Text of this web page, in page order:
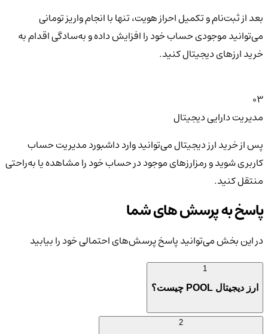
بعد از ثبت‌نام و تکمیل احراز هویت، تنها با انجام واریز تومانی
می‌توانید موجودی حساب خود را افزایش داده و به‌سادگی اقدام به
خرید ارزهای دیجیتال کنید.
03
مدیریت دارایی دیجیتال
پس از خرید ارز دیجیتال می‌توانید وارد داشبورد مدیریت حساب
کاربری شوید و رمزارزهای موجود در حساب خود را مشاهده یا به‌راحتی
منتقل کنید.
پاسخ به پرسش های شما
در این بخش می‌توانید پاسخ پرسش‌های احتمالی خود را بیابید
ارز دیجیتال POOL چیست؟